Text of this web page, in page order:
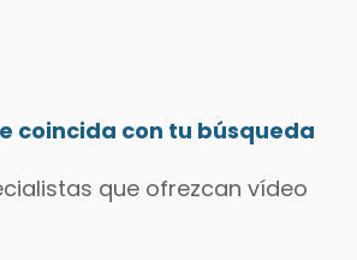
coincida con tu búsqueda
que ofrezcan vídeo